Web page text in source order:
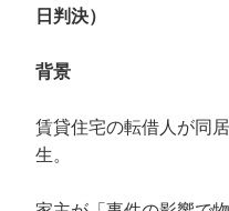
日判決）
背景
賃貸住宅の転借人が同
生。